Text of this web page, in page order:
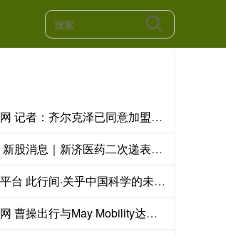
配资资讯专业网 记者：齐尔克泽已同意加盟尤文，尤文与曼联开启谈判
浙江配资之家 新股消息｜新济医药二次递表港交所
配资世家股票平台 此行间·关乎中国科学的未来！总书记提到一项战略工程
杠杆配资助手网 曹操出行与May Mobility达成战略合作 共同开拓欧洲Robotaxi市场